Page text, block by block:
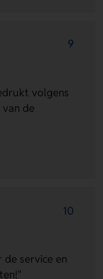
9
volgens
de
10
de service en